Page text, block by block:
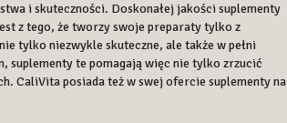
i skuteczności. Doskonałej jakości suplementy
z tego, że tworzy swoje preparaty tylko z
tylko niezwykle skuteczne, ale także w pełni
suplementy te pomagają więc nie tylko zrzucić
CaliVita posiada też w swej ofercie suplementy na